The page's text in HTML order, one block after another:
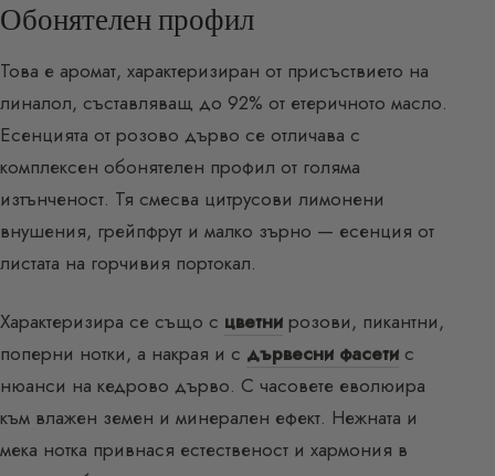
Обонятелен профил
Това е аромат, характеризиран от присъствието на
линалол, съставляващ до 92% от етеричното масло.
Есенцията от розово дърво се отличава с
комплексен обонятелен профил от голяма
изтънченост. Тя смесва цитрусови лимонени
внушения, грейпфрут и малко зърно — есенция от
листата на горчивия портокал.
Характеризира се също с цветни розови, пикантни,
поперни нотки, а накрая и с дървесни фасети с
нюанси на кедрово дърво. С часовете еволюира
към влажен земен и минерален ефект. Нежната и
мека нотка привнася естественост и хармония в